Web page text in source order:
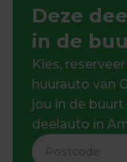
Deze
in de
Kies,
huurauto van
jou in de
deelauto in